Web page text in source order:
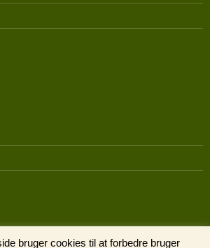
bruger cookies til at forbedre bruger